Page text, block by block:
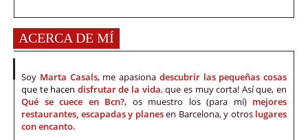
ACERCA DE MÍ
Soy Marta Casals, me apasiona descubrir las pequeñas cosas
que te hacen disfrutar de la vida,que es muy corta! Así que, en
Qué se cuece en Bcn?, os muestro los (para mí) mejores
restaurantes, escapadas y planesen Barcelona, y otros lugares
con encanto.